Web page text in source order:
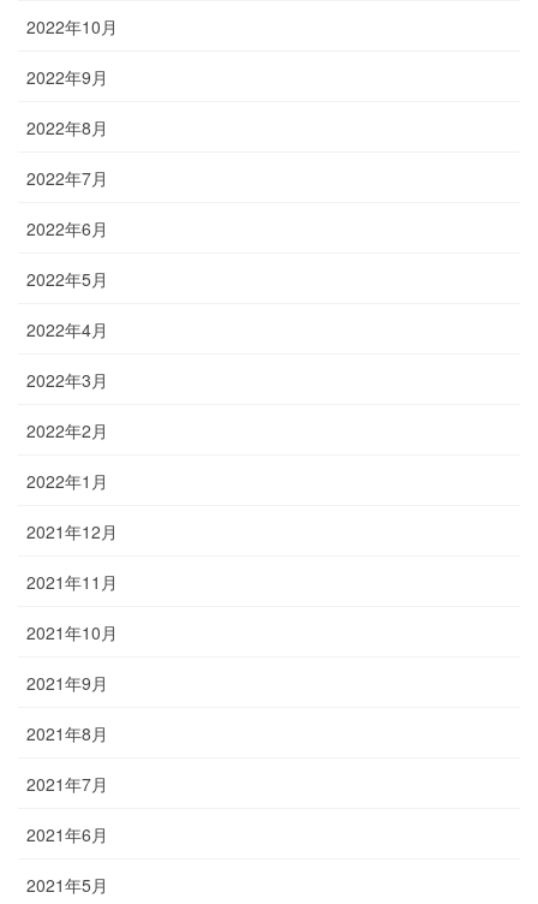
2022年10月
2022年9月
2022年8月
2022年7月
2022年6月
2022年5月
2022年4月
2022年3月
2022年2月
2022年1月
2021年12月
2021年11月
2021年10月
2021年9月
2021年8月
2021年7月
2021年6月
2021年5月